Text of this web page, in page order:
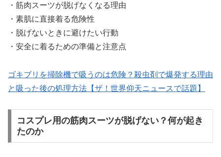
・筋肉スーツが脱げなくなる理由
・素肌に直接着る危険性
・脱げないときに避けたい行動
・安全に着るための準備と注意点
ゴキブリを掃除機で吸うのは危険？殺虫剤で爆発する理由
と吸った後の処理方法【ザ！世界仰天ニュースで話題】
コスプレ用の筋肉スーツが脱げない？何が起き
たのか